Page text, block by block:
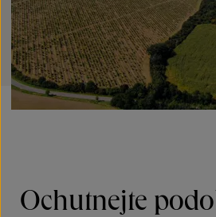
Ochutnejte